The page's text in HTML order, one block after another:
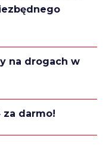
na drogach w
za darmo!